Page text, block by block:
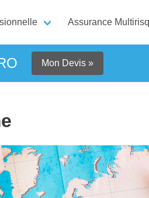
Assurance
Mon Devis »